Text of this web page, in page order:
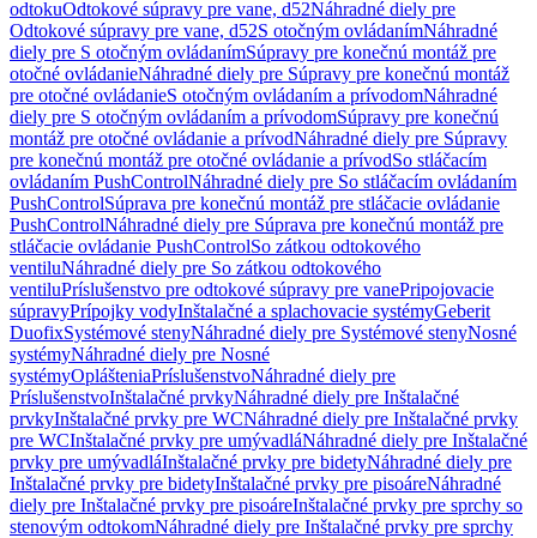
odtokuOdtokové súpravy pre vane, d52Náhradné diely pre
Odtokové súpravy pre vane, d52S otočným ovládanímNáhradné
diely pre S otočným ovládanímSúpravy pre konečnú montáž pre
otočné ovládanieNáhradné diely pre Súpravy pre konečnú montáž
pre otočné ovládanieS otočným ovládaním a prívodomNáhradné
diely pre S otočným ovládaním a prívodomSúpravy pre konečnú
montáž pre otočné ovládanie a prívodNáhradné diely pre Súpravy
pre konečnú montáž pre otočné ovládanie a prívodSo stláčacím
ovládaním PushControlNáhradné diely pre So stláčacím ovládaním
PushControlSúprava pre konečnú montáž pre stláčacie ovládanie
PushControlNáhradné diely pre Súprava pre konečnú montáž pre
stláčacie ovládanie PushControlSo zátkou odtokového
ventiluNáhradné diely pre So zátkou odtokového
ventiluPríslušenstvo pre odtokové súpravy pre vanePripojovacie
súpravyPrípojky vodyInštalačné a splachovacie systémyGeberit
DuofixSystémové stenyNáhradné diely pre Systémové stenyNosné
systémyNáhradné diely pre Nosné
systémyOplášteniaPríslušenstvoNáhradné diely pre
PríslušenstvoInštalačné prvkyNáhradné diely pre Inštalačné
prvkyInštalačné prvky pre WCNáhradné diely pre Inštalačné prvky
pre WCInštalačné prvky pre umývadláNáhradné diely pre Inštalačné
prvky pre umývadláInštalačné prvky pre bidetyNáhradné diely pre
Inštalačné prvky pre bidetyInštalačné prvky pre pisoáreNáhradné
diely pre Inštalačné prvky pre pisoáreInštalačné prvky pre sprchy so
stenovým odtokomNáhradné diely pre Inštalačné prvky pre sprchy